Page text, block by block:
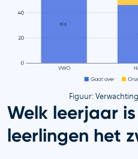
Figuur:
Welk leerjaar
leerlingen het